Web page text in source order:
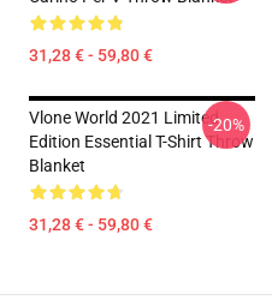
31,28 € - 59,80 €
Vlone World 2021 Limited
Edition Essential T-Shirt Throw
Blanket
31,28 € - 59,80 €
-20%